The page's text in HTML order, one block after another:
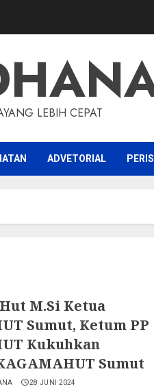
LEBIH CEPAT
ADVETORIAL
M.Si Ketua
Sumut, Ketum PP
Kukuhkan
Sumut
28 JUNI 2024